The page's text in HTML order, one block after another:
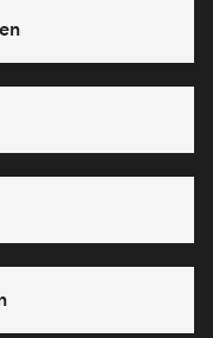
snel aan
Bel ons op